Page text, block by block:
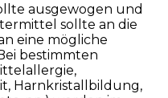
ausgewogen und
sollte an die
eine mögliche
bestimmten
Harnkristallbildung,